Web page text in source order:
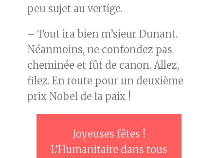
peu sujet au vertige.
– Tout ira bien m’sieur Dunant.
Néanmoins, ne confondez pas
cheminée et fût de canon. Allez,
filez. En route pour un deuxième
prix Nobel de la paix !
Joyeuses fêtes !
L’Humanitaire dans tous